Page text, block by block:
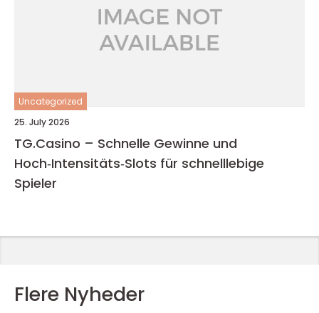
Uncategorized
25. July 2026
TG.Casino – Schnelle Gewinne und
Hoch‑Intensitäts‑Slots für schnelllebige
Spieler
Flere Nyheder